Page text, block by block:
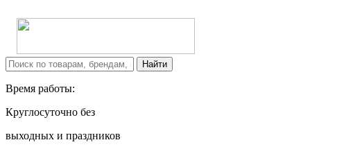
Время работы:
Круглосуточно без
выходных и праздников